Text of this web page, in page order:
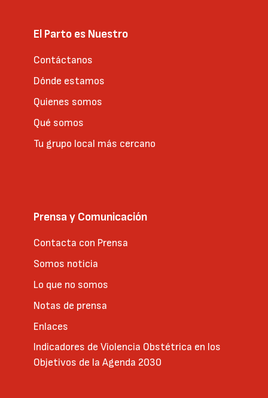
El Parto es Nuestro
Contáctanos
Dónde estamos
Quienes somos
Qué somos
Tu grupo local más cercano
Prensa y Comunicación
Contacta con Prensa
Somos noticia
Lo que no somos
Notas de prensa
Enlaces
Indicadores de Violencia Obstétrica en los
Objetivos de la Agenda 2030